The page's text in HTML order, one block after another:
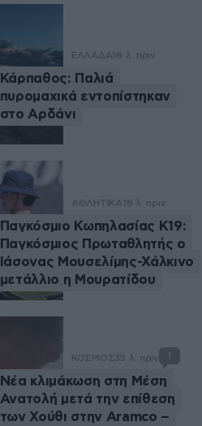
ΕΛΛΑΔΑ 18 λ. πριν
Κάρπαθος: Παλιά
πυρομαχικά εντοπίστηκαν
στο Αρδάνι
ΑΘΛΗΤΙΚΑ 18 λ. πριν
Παγκόσμιο Κωπηλασίας Κ19:
Παγκόσμιος Πρωταθλητής ο
Ιάσονας Μουσελίμης-Χάλκινο
μετάλλιο η Μουρατίδου
ΚΟΣΜΟΣ35 λ. πριν
Νέα κλιμάκωση στη Μέση
Ανατολή μετά την επίθεση
των Χούθι στην Aramco –